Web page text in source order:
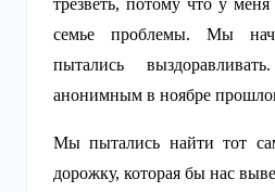
семье проблемы. Мы
пытались
анонимным в ноябре
Мы пытались найти тот
дорожку, которая бы нас